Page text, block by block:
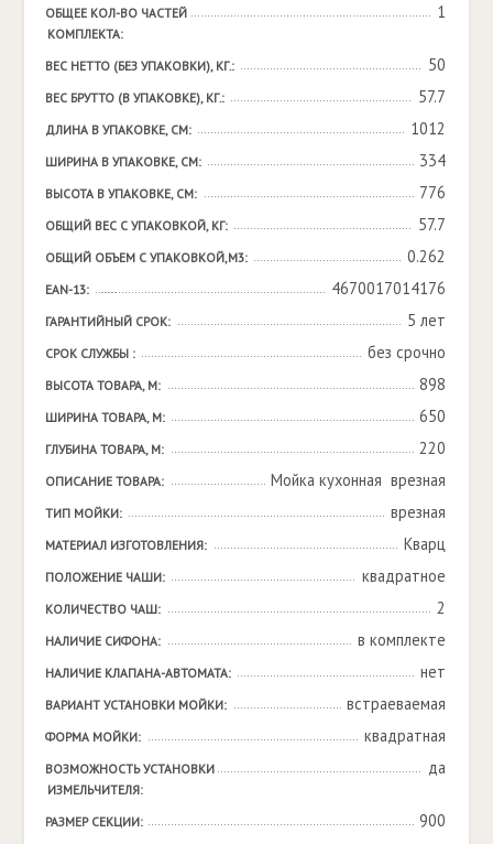
ОБЩЕЕ КОЛ-ВО ЧАСТЕЙ
КОМПЛЕКТА:
1
ВЕС НЕТТО (БЕЗ УПАКОВКИ), КГ.: 50
ВЕС БРУТТО (В УПАКОВКЕ), КГ.: 57.7
ДЛИНА В УПАКОВКЕ, СМ: 1012
ШИРИНА В УПАКОВКЕ, СМ: 334
ВЫСОТА В УПАКОВКЕ, СМ: 776
ОБЩИЙ ВЕС С УПАКОВКОЙ, КГ: 57.7
ОБЩИЙ ОБЪЕМ С УПАКОВКОЙ,М3: 0.262
EAN-13: 4670017014176
ГАРАНТИЙНЫЙ СРОК: 5 лет
СРОК СЛУЖБЫ : без срочно
ВЫСОТА ТОВАРА, М: 898
ШИРИНА ТОВАРА, М: 650
ГЛУБИНА ТОВАРА, М: 220
ОПИСАНИЕ ТОВАРА: Мойка кухонная  врезная
ТИП МОЙКИ: врезная
МАТЕРИАЛ ИЗГОТОВЛЕНИЯ: Кварц
ПОЛОЖЕНИЕ ЧАШИ: квадратное
КОЛИЧЕСТВО ЧАШ: 2
НАЛИЧИЕ СИФОНА: в комплекте
НАЛИЧИЕ КЛАПАНА-АВТОМАТА: нет
ВАРИАНТ УСТАНОВКИ МОЙКИ: встраеваемая
ФОРМА МОЙКИ: квадратная
ВОЗМОЖНОСТЬ УСТАНОВКИ
ИЗМЕЛЬЧИТЕЛЯ:
да
РАЗМЕР СЕКЦИИ: 900